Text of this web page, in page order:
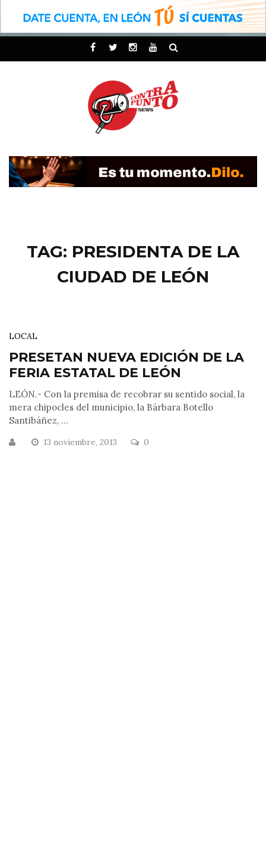
TAG: PRESIDENTA DE LA
CIUDAD DE LEÓN
LOCAL
PRESETAN NUEVA EDICIÓN DE LA
FERIA ESTATAL DE LEÓN
LEÓN.- Con la premisa de recobrar su sentido social, la
mera chipocles del municipio, la Bárbara Botello
Santibáñez, ...
13 noviembre, 2013 0